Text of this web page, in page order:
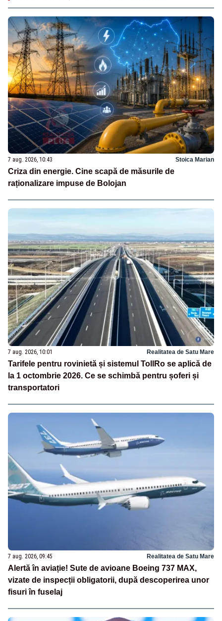
7 aug. 2026, 10:43 Stoica Marian
Criza din energie. Cine scapă de măsurile de
raționalizare impuse de Bolojan
7 aug. 2026, 10:01 Realitatea de Satu Mare
Tarifele pentru rovinietă și sistemul TollRo se aplică de
la 1 octombrie 2026. Ce se schimbă pentru șoferi și
transportatori
7 aug. 2026, 09:45 Realitatea de Satu Mare
Alertă în aviație! Sute de avioane Boeing 737 MAX,
vizate de inspecții obligatorii, după descoperirea unor
fisuri în fuselaj